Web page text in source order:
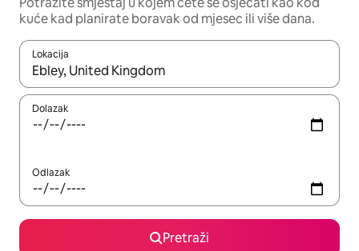
kuće kad planirate boravak od mjesec ili više dana.
Lokacija
Kada budu dostupni rezultati, moći ćete ih pregledati
Dolazak
Odlazak
Pretraži